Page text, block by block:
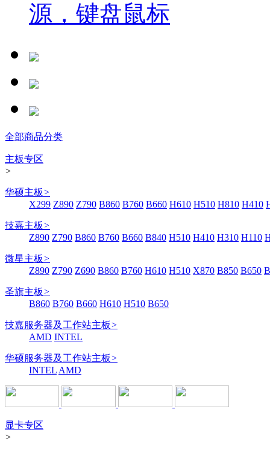
源，键盘鼠标
全部商品分类
主板专区
>
华硕主板>
X299 Z890 Z790 B860 B760 B660 H610 H510 H810 H410
技嘉主板>
Z890 Z790 B860 B760 B660 B840 H510 H410 H310 H110
微星主板>
Z890 Z790 Z690 B860 B760 H610 H510 X870 B850 B650
圣旗主板>
B860 B760 B660 H610 H510 B650
技嘉服务器及工作站主板>
AMD INTEL
华硕服务器及工作站主板>
INTEL AMD
显卡专区
>